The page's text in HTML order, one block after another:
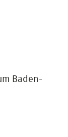
Baden-